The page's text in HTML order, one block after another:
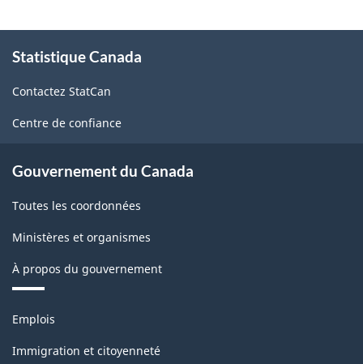
propos
ce
site
Statistique Canada
Contactez StatCan
Centre de confiance
Gouvernement du Canada
Toutes les coordonnées
Ministères et organismes
À propos du gouvernement
Thèmes
sujets
Emplois
Immigration et citoyenneté